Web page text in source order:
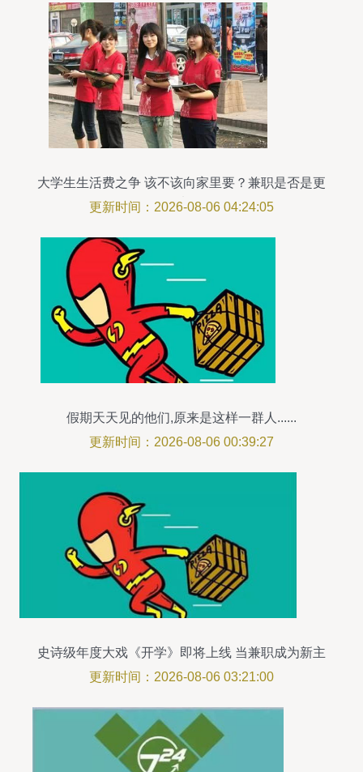
大学生生活费之争 该不该向家里要？兼职是否是更
好的选择？
更新时间：2026-08-06 04:24:05
假期天天见的他们,原来是这样一群人......
更新时间：2026-08-06 00:39:27
史诗级年度大戏《开学》即将上线 当兼职成为新主
角
更新时间：2026-08-06 03:21:00